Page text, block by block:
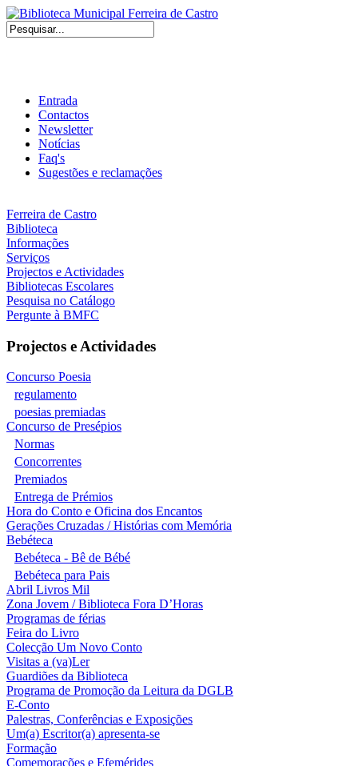
Entrada
Contactos
Newsletter
Notícias
Faq's
Sugestões e reclamações
Ferreira de Castro
Biblioteca
Informações
Serviços
Projectos e Actividades
Bibliotecas Escolares
Pesquisa no Catálogo
Pergunte à BMFC
Projectos e Actividades
Concurso Poesia
regulamento
poesias premiadas
Concurso de Presépios
Normas
Concorrentes
Premiados
Entrega de Prémios
Hora do Conto e Oficina dos Encantos
Gerações Cruzadas / Histórias com Memória
Bebéteca
Bebéteca - Bê de Bébé
Bebéteca para Pais
Abril Livros Mil
Zona Jovem / Biblioteca Fora D’Horas
Programas de férias
Feira do Livro
Colecção Um Novo Conto
Visitas a (va)Ler
Guardiões da Biblioteca
Programa de Promoção da Leitura da DGLB
E-Conto
Palestras, Conferências e Exposições
Um(a) Escritor(a) apresenta-se
Formação
Comemorações e Efemérides